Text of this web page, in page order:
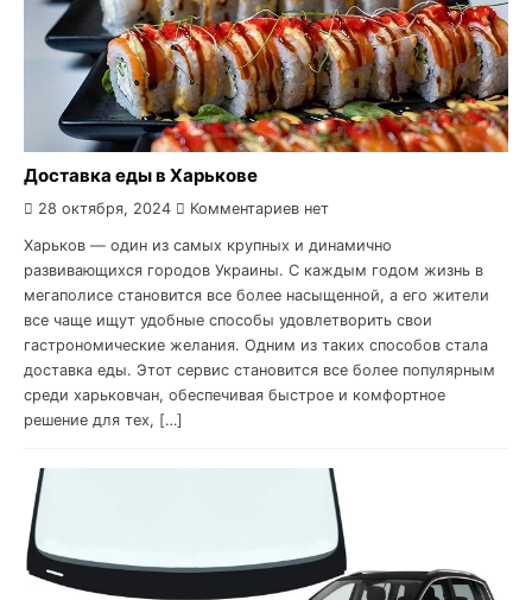
Доставка еды в Харькове
28 октября, 2024 Комментариев нет
Харьков — один из самых крупных и динамично
развивающихся городов Украины. С каждым годом жизнь в
мегаполисе становится все более насыщенной, а его жители
все чаще ищут удобные способы удовлетворить свои
гастрономические желания. Одним из таких способов стала
доставка еды. Этот сервис становится все более популярным
среди харьковчан, обеспечивая быстрое и комфортное
решение для тех, […]